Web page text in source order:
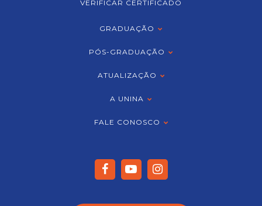
VERIFICAR CERTIFICADO
GRADUAÇÃO
PÓS-GRADUAÇÃO
ATUALIZAÇÃO
A UNINA
FALE CONOSCO